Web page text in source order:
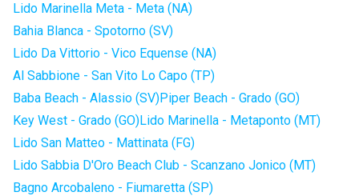
Lido Marinella Meta - Meta (NA)
Bahia Blanca - Spotorno (SV)
Lido Da Vittorio - Vico Equense (NA)
Al Sabbione - San Vito Lo Capo (TP)
Baba Beach - Alassio (SV)Piper Beach - Grado (GO)
Key West - Grado (GO)Lido Marinella - Metaponto (MT)
Lido San Matteo - Mattinata (FG)
Lido Sabbia D'Oro Beach Club - Scanzano Jonico (MT)
Bagno Arcobaleno - Fiumaretta (SP)